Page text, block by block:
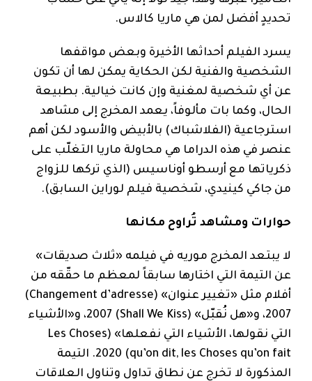
تحديدٍ أفضل لمن هي ماريا كالاس.
يسرد الفيلم أحداثها الأخيرة وبعض مواقفها
الشخصية والفنية لكن الحكاية يمكن لها أن تكون
عن أي شخصية لمغنية وإن كانت خيالية. بطبيعة
الحال، وكما بات مألوفاً، يعمد المخرج إلى مشاهد
استرجاعية (الفلاشباك) بالأبيض والأسود لكن أهم
عنصر في هذه الدراما هي محاولة ماريا التغلّب على
ذكرياتها مع أرسطو أوناسيس (الذي تركها للزواج
من جاكي كينيدي، شخصية فيلم لوراين السابق).
حوارات ومشاهد تُراوح مكانها
لا يبتعد المخرج موريه في فيلمه «ثلاث صديقات»
عن التيمة التي اختارها سابقاً لمعظم ما حقّقه من
أفلام مثل «تغيير عنوان» (Changement d’adresse)
2007، و«هل نُقبّل» (Shall We Kiss) 2007، و«الأشياء
التي نقولها، الأشياء التي نفعلها» (Les Choses
qu’on dit, les Choses qu’on fait) 2020. التيمة
المذكورة لا تخرج عن نطاق تداول وتناول العلاقات